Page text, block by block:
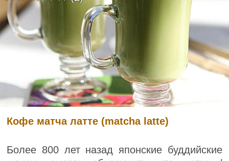
Кофе матча латте (matcha latte)
Более 800 лет назад японские буддийские